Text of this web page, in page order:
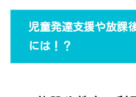
児童発達支援や放課
には！？